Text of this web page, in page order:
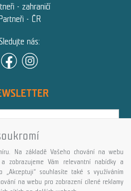
- zahraničí
Partneři - ČR
nás:
Přihlásit
o této službě
GALASPORT, s.r.o. 2026,
Na základě Vašeho chování na webu
zobrazujeme Vám relevantní nabídky a
„Akceptuji“ souhlasíte také s využíváním
na webu pro zobrazení cílené reklamy